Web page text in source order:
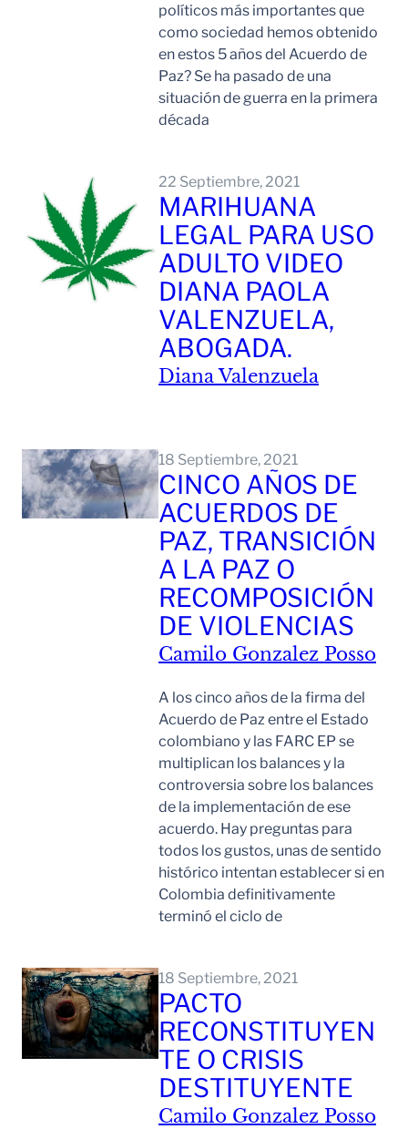
políticos más importantes que
como sociedad hemos obtenido
en estos 5 años del Acuerdo de
Paz? Se ha pasado de una
situación de guerra en la primera
década
22 Septiembre, 2021
MARIHUANA
LEGAL PARA USO
ADULTO VIDEO
DIANA PAOLA
VALENZUELA,
ABOGADA.
Diana Valenzuela
18 Septiembre, 2021
CINCO AÑOS DE
ACUERDOS DE
PAZ, TRANSICIÓN
A LA PAZ O
RECOMPOSICIÓN
DE VIOLENCIAS
Camilo Gonzalez Posso
A los cinco años de la firma del
Acuerdo de Paz entre el Estado
colombiano y las FARC EP se
multiplican los balances y la
controversia sobre los balances
de la implementación de ese
acuerdo. Hay preguntas para
todos los gustos, unas de sentido
histórico intentan establecer si en
Colombia definitivamente
terminó el ciclo de
18 Septiembre, 2021
PACTO
RECONSTITUYEN
TE O CRISIS
DESTITUYENTE
Camilo Gonzalez Posso